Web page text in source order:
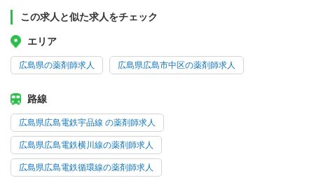
この求人と似た求人をチェック
エリア
広島県の薬剤師求人 広島県広島市中区の薬剤師求人
路線
広島県広島電鉄宇品線 の薬剤師求人
広島県広島電鉄横川線の薬剤師求人
広島県広島電鉄循環線の薬剤師求人